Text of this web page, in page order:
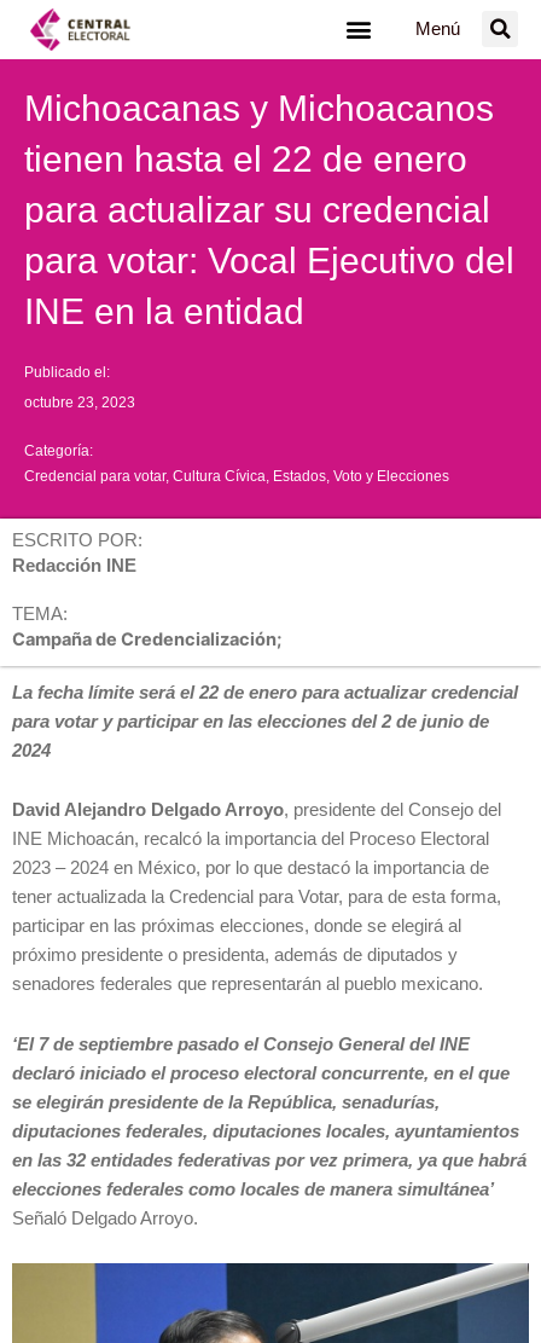
Menú
Michoacanas y Michoacanos
tienen hasta el 22 de enero
para actualizar su credencial
para votar: Vocal Ejecutivo del
INE en la entidad
Publicado el:
octubre 23, 2023
Categoría:
Credencial para votar, Cultura Cívica Estados Voto y Elecciones
ESCRITO POR:
Redacción INE
TEMA:
Campaña de Credencialización;
La fecha límite será el 22 de enero para actualizar credencial
para votar y participar en las elecciones del 2 de junio de
2024
David Alejandro Delgado Arroyo, presidente del Consejo del
INE Michoacán, recalcó la importancia del Proceso Electoral
2023 – 2024 en México, por lo que destacó la importancia de
tener actualizada la Credencial para Votar, para de esta forma,
participar en las próximas elecciones, donde se elegirá al
próximo presidente o presidenta, además de diputados y
senadores federales que representarán al pueblo mexicano.
‘El 7 de septiembre pasado el Consejo General del INE
declaró iniciado el proceso electoral concurrente, en el que
se elegirán presidente de la República, senadurías,
diputaciones federales, diputaciones locales, ayuntamientos
en las 32 entidades federativas por vez primera, ya que habrá
elecciones federales como locales de manera simultánea’
Señaló Delgado Arroyo.